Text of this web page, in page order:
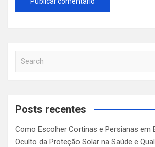
a
c
Posts recentes
Como Escolher Cortinas e Persianas em
Oculto da Proteção Solar na Saúde e